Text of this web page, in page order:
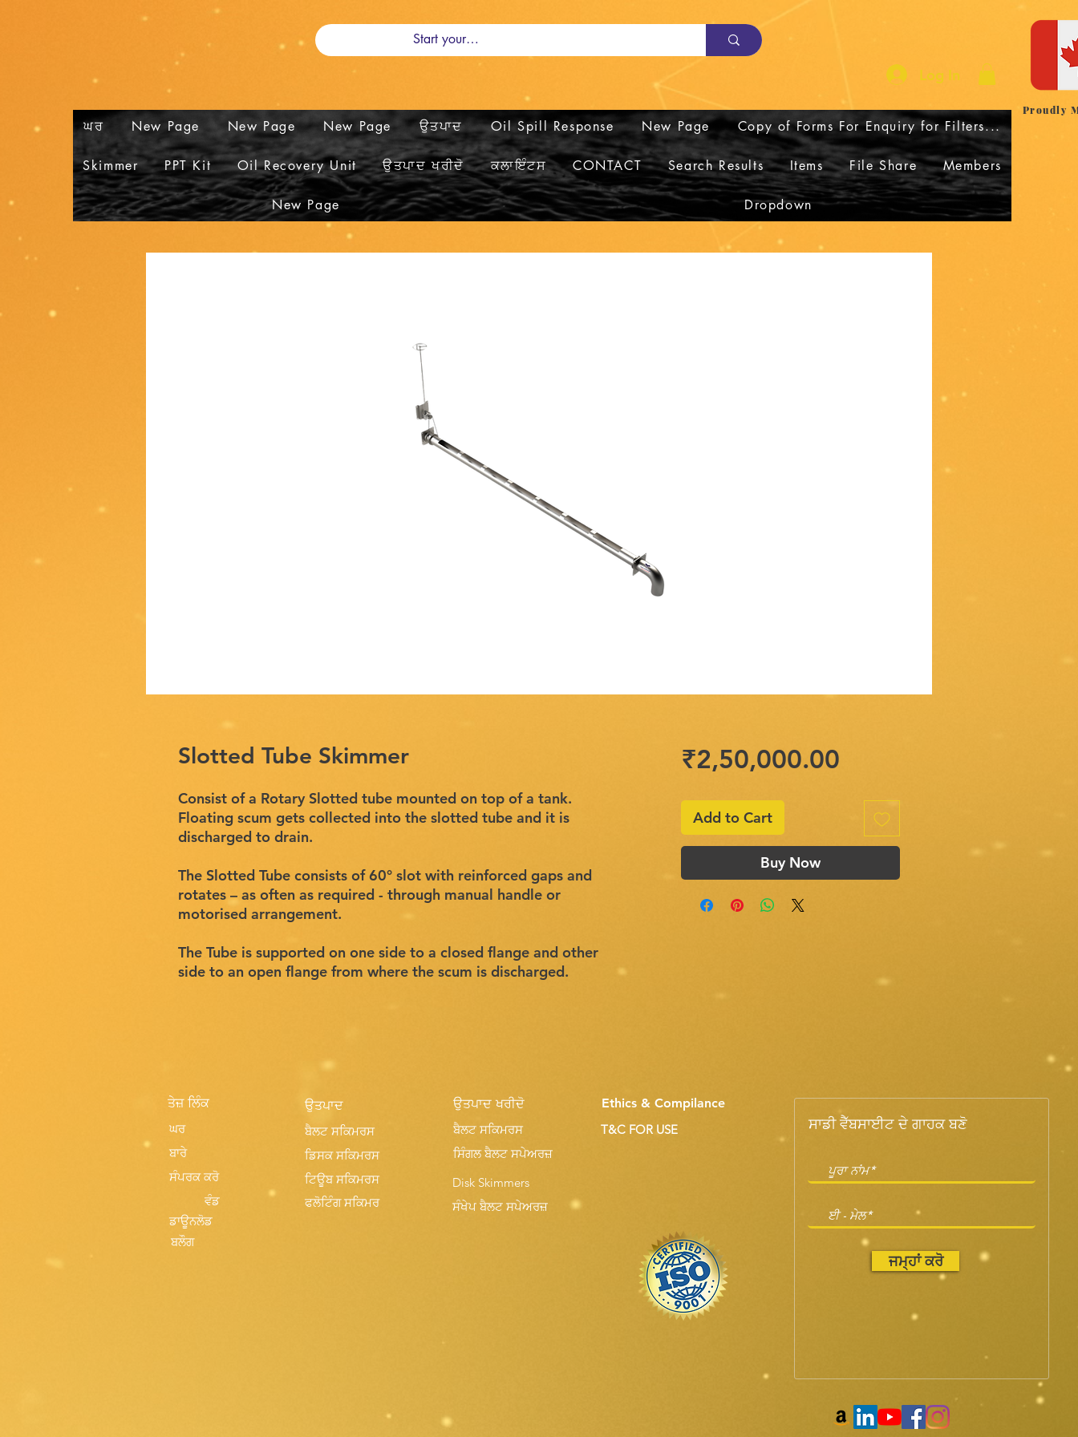
Log In
ਘਰ New Page New Page New Page ਉਤਪਾਦ Oil Spill Response New Page Copy of Forms For Enquiry for Filters...
Skimmer PPT Kit Oil Recovery Unit ਉਤਪਾਦ ਖਰੀਦੋ ਕਲਾਇੰਟਸ CONTACT Search Results Items File Share Members
New Page Dropdown
Proudly
Slotted Tube Skimmer
Consist of a Rotary Slotted tube mounted on top of a tank.
Floating scum gets collected into the slotted tube and it is
discharged to drain.
The Slotted Tube consists of 60° slot with reinforced gaps and
rotates – as often as required - through manual handle or
motorised arrangement.
The Tube is supported on one side to a closed flange and other
side to an open flange from where the scum is discharged.
₹2,50,000.00Price
Add to Cart
Buy Now
ਤੇਜ਼ ਲਿੰਕ
ਘਰ
ਬਾਰੇ
ਸੰਪਰਕ ਕਰੋ
ਵੰਡ
ਡਾਊਨਲੋਡ
ਬਲੌਗ
ਉਤਪਾਦ
ਬੈਲਟ ਸਕਿਮਰਸ
ਡਿਸਕ ਸਕਿਮਰਸ
ਟਿਊਬ ਸਕਿਮਰਸ
ਫਲੋਟਿੰਗ ਸਕਿਮਰ
ਉਤਪਾਦ ਖਰੀਦੋ
ਬੈਲਟ ਸਕਿਮਰਸ
Ethics & Compilance
T&C FOR USE
ਸਿੰਗਲ ਬੈਲਟ ਸਪੇਅਰਜ਼
Disk Skimmers
ਸੰਖੇਪ ਬੈਲਟ ਸਪੇਅਰਜ਼
ਸਾਡੀ ਵੈੱਬਸਾਈਟ ਦੇ ਗਾਹਕ ਬਣੋ
ਜਮ੍ਹਾਂ ਕਰੋ